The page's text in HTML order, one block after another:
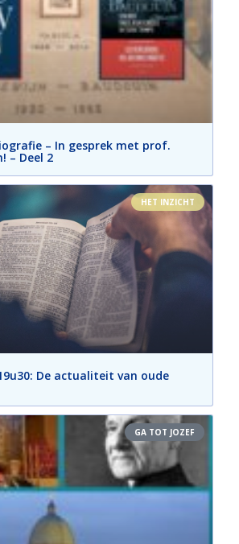
– In gesprek met prof.
– Deel 2
HET INZICHT
De actualiteit van oude
GA TOT JOZEF